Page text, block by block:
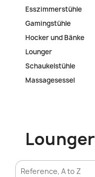
Esszimmerstühle
Gamingstühle
Hocker und Bänke
Lounger
Schaukelstühle
Massagesessel
Lounger
Reference, A to Z